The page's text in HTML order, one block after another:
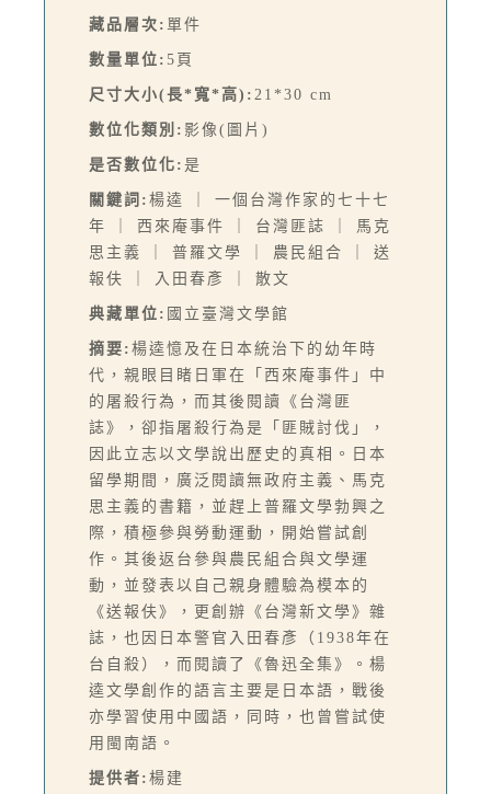
藏品層次: 單件
數量單位: 5頁
尺寸大小(長*寬*高): 21*30 cm
數位化類別: 影像(圖片)
是否數位化: 是
關鍵詞: 楊逵 ｜ 一個台灣作家的七十七
年 ｜ 西來庵事件 ｜ 台灣匪誌 ｜ 馬克
思主義 ｜ 普羅文學 ｜ 農民組合 ｜ 送
報伕 ｜ 入田春彥 ｜ 散文
典藏單位: 國立臺灣文學館
摘要: 楊逵憶及在日本統治下的幼年時
代，親眼目睹日軍在「西來庵事件」中
的屠殺行為，而其後閱讀《台灣匪
誌》，卻指屠殺行為是「匪賊討伐」，
因此立志以文學說出歷史的真相。日本
留學期間，廣泛閱讀無政府主義、馬克
思主義的書籍，並趕上普羅文學勃興之
際，積極參與勞動運動，開始嘗試創
作。其後返台參與農民組合與文學運
動，並發表以自己親身體驗為模本的
《送報伕》，更創辦《台灣新文學》雜
誌，也因日本警官入田春彥（1938年在
台自殺），而閱讀了《魯迅全集》。楊
逵文學創作的語言主要是日本語，戰後
亦學習使用中國語，同時，也曾嘗試使
用閩南語。
提供者: 楊建